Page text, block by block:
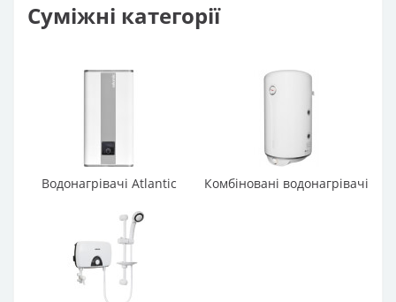
Суміжні категорії
Водонагрівачі Atlantic Комбіновані водонагрівачі